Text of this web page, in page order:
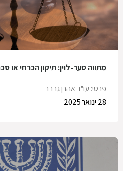
מתווה סער-לוין: תיקון הכרחי או
פרטי: עו"ד אהרן גרבר
28 ינואר 2025